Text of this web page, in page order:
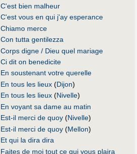
C'est bien malheur
C'est vous en qui j'ay esperance
Chiamo merce
Con tutta gentilezza
Corps digne / Dieu quel mariage
Ci dit on benedicite
En soustenant votre querelle
En tous les lieux (Dijon)
En tous les lieux (Nivelle)
En voyant sa dame au matin
Est-il merci de quoy (Nivelle)
Est-il merci de quoy (Mellon)
Et qui la dira dira
Faites de moi tout ce qui vous plaira